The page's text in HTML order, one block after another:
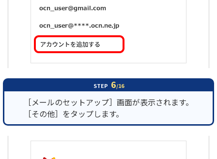
STEP 6/16
［メールのセットアップ］画面が表示されます。
［その他］をタップします。